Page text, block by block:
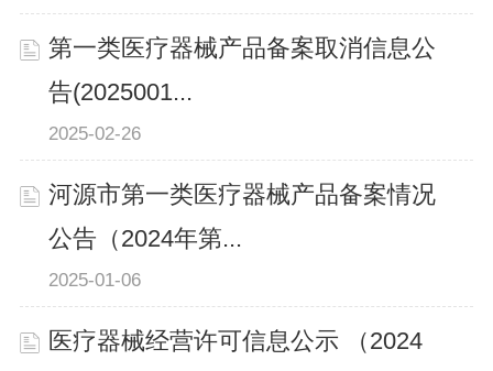
第一类医疗器械产品备案取消信息公
告(2025001...
2025-02-26
河源市第一类医疗器械产品备案情况
公告（2024年第...
2025-01-06
医疗器械经营许可信息公示 （2024